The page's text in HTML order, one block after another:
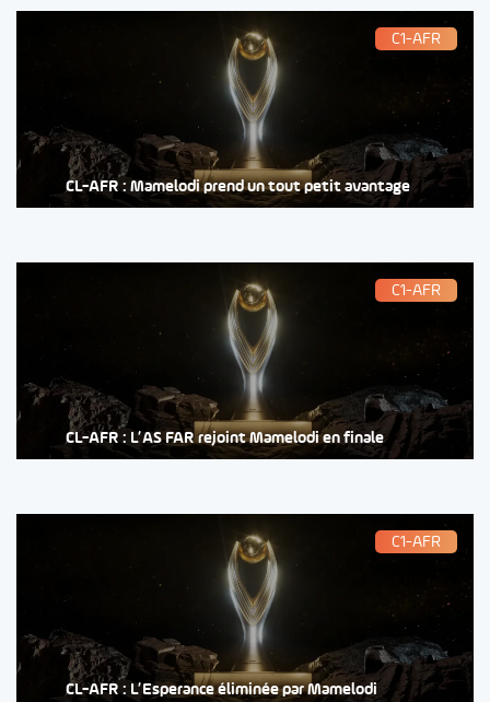
C1-AFR
CL-AFR : Mamelodi prend un tout petit avantage
C1-AFR
CL-AFR : L’AS FAR rejoint Mamelodi en finale
C1-AFR
CL-AFR : L’Esperance éliminée par Mamelodi